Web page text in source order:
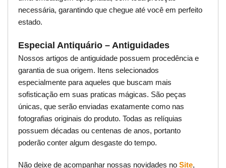
necessária, garantindo que chegue até você em perfeito
estado.
Especial Antiquário – Antiguidades
Nossos artigos de antiguidade possuem procedência e
garantia de sua origem. Itens selecionados
especialmente para aqueles que buscam mais
sofisticação em suas praticas mágicas. São peças
únicas, que serão enviadas exatamente como nas
fotografias originais do produto. Todas as relíquias
possuem décadas ou centenas de anos, portanto
poderão conter algum desgaste do tempo.
Não deixe de acompanhar nossas novidades no Site,